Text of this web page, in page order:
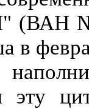
(ВАН №
эту